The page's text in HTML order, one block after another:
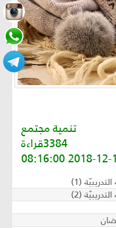
تنمية مجتمع
3384قراءة
2018-12-17
(1)
(2)